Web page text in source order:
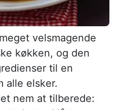
velsmagende
køkken, og den
til en
alle elsker.
nem at tilberede: